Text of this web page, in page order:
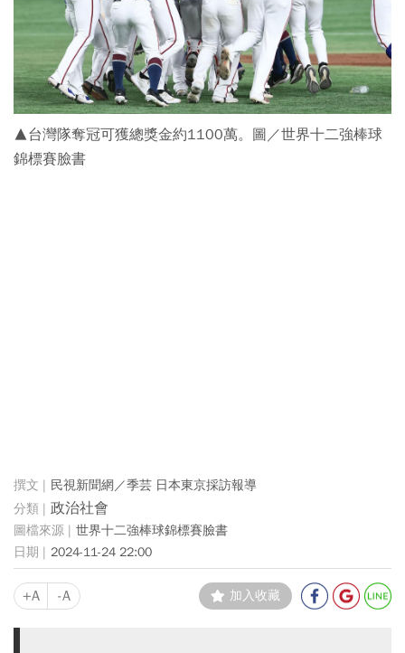
▲台灣隊奪冠可獲總獎金約1100萬。圖／世界十二強棒球
錦標賽臉書
民視新聞網／季芸 日本東京採訪報導
政治社會
世界十二強棒球錦標賽臉書
2024-11-24 22:00
+A -A 加入收藏